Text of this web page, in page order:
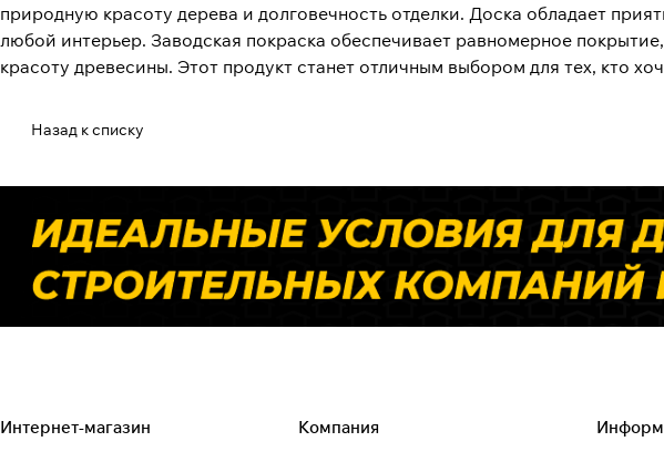
природную красоту дерева и долговечность отделки. Доска обладает
любой интерьер. Заводская покраска обеспечивает равномерное
красоту древесины. Этот продукт станет отличным выбором для тех, кто
Назад к списку
Интернет-магазин Компания